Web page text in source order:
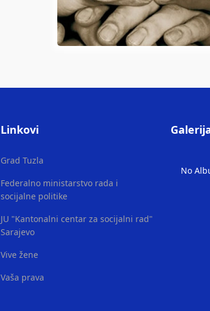
Linkovi
Grad Tuzla
Federalno ministarstvo rada i
socijalne politike
JU "Kantonalni centar za socijalni rad"
Sarajevo
Vive žene
Vaša prava
No